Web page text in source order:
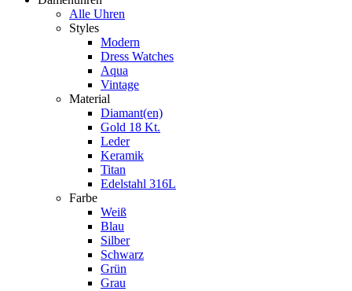
Alle Uhren
Styles
Modern
Dress Watches
Aqua
Vintage
Material
Diamant(en)
Gold 18 Kt.
Leder
Keramik
Titan
Edelstahl 316L
Farbe
Weiß
Blau
Silber
Schwarz
Grün
Grau